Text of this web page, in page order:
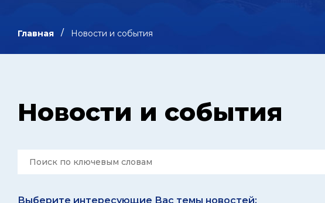
Главная Новости и события
Новости и события
Выберите интересующие Вас темы новостей: